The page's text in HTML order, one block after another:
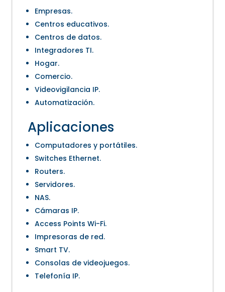
Empresas.
Centros educativos.
Centros de datos.
Integradores TI.
Hogar.
Comercio.
Videovigilancia IP.
Automatización.
Aplicaciones
Computadores y portátiles.
Switches Ethernet.
Routers.
Servidores.
NAS.
Cámaras IP.
Access Points Wi-Fi.
Impresoras de red.
Smart TV.
Consolas de videojuegos.
Telefonía IP.